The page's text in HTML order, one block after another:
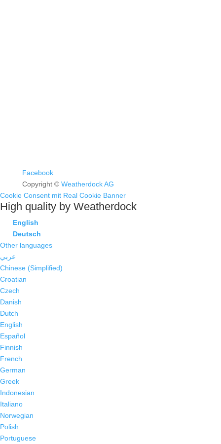
Facebook
Copyright © Weatherdock AG
Cookie Consent mit Real Cookie Banner
High quality by Weatherdock
English
Deutsch
Other languages
عربي
Chinese (Simplified)
Croatian
Czech
Danish
Dutch
English
Español
Finnish
French
German
Greek
Indonesian
Italiano
Norwegian
Polish
Portuguese